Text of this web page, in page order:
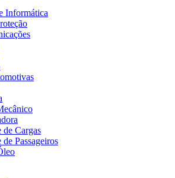
Informática
de Cargas
de Passageiros